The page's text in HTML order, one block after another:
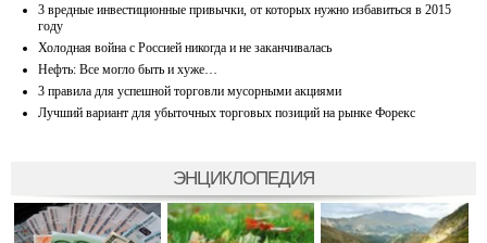
3 вредные инвестиционные привычки, от которых нужно избавиться в 2015
году
Холодная война с Россией никогда и не заканчивалась
Нефть: Все могло быть и хуже…
3 правила для успешной торговли мусорными акциями
Лучший вариант для убыточных торговых позиций на рынке Форекс
ЭНЦИКЛОПЕДИЯ